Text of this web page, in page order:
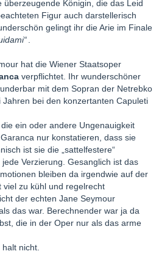
Königin, die das Leid
Figur auch darstellerisch
gelingt ihr die Arie im Finale
.
hat die Wiener Staatsoper
verpflichtet. Ihr wunderschöner
mit dem Sopran der Netrebko
bei den konzertanten Capuleti
ein oder andere Ungenauigkeit
nur konstatieren, dass sie
ist sie die „sattelfestere“
Verzierung. Gesanglich ist das
bleiben da irgendwie auf der
zu kühl und regelrecht
der echten Jane Seymour
das war. Berechnender war ja da
die in der Oper nur als das arme
nicht.